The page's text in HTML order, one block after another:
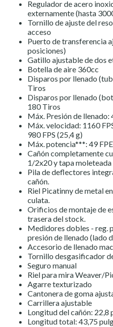
Regulador de acero
externamente (hasta
Tornillo de ajuste del
acceso
Puerto de transferencia
posiciones)
Gatillo ajustable de dos
Botella de aire 360cc
Disparos por llenado
Tiros
Disparos por llenado
180 Tiros
Máx. Presión de llenado:
Máx. velocidad: 1160
980 FPS (25,4 g)
Máx. potencia***: 49
Cañón completamente
1/2x20 y tapa moleteada
Pila de deflectores
cañón.
Riel Picatinny de metal
culata.
Orificios de montaje de
trasera del stock.
Medidores dobles - reg.
presión de llenado (lado
Accesorio de llenado
Tornillo desgasificador
Seguro manual
Riel para mira Weaver/
Agarre texturizado
Cantonera de goma
Carrillera ajustable
Longitud del cañón: 22,8
Longitud total: 43,75